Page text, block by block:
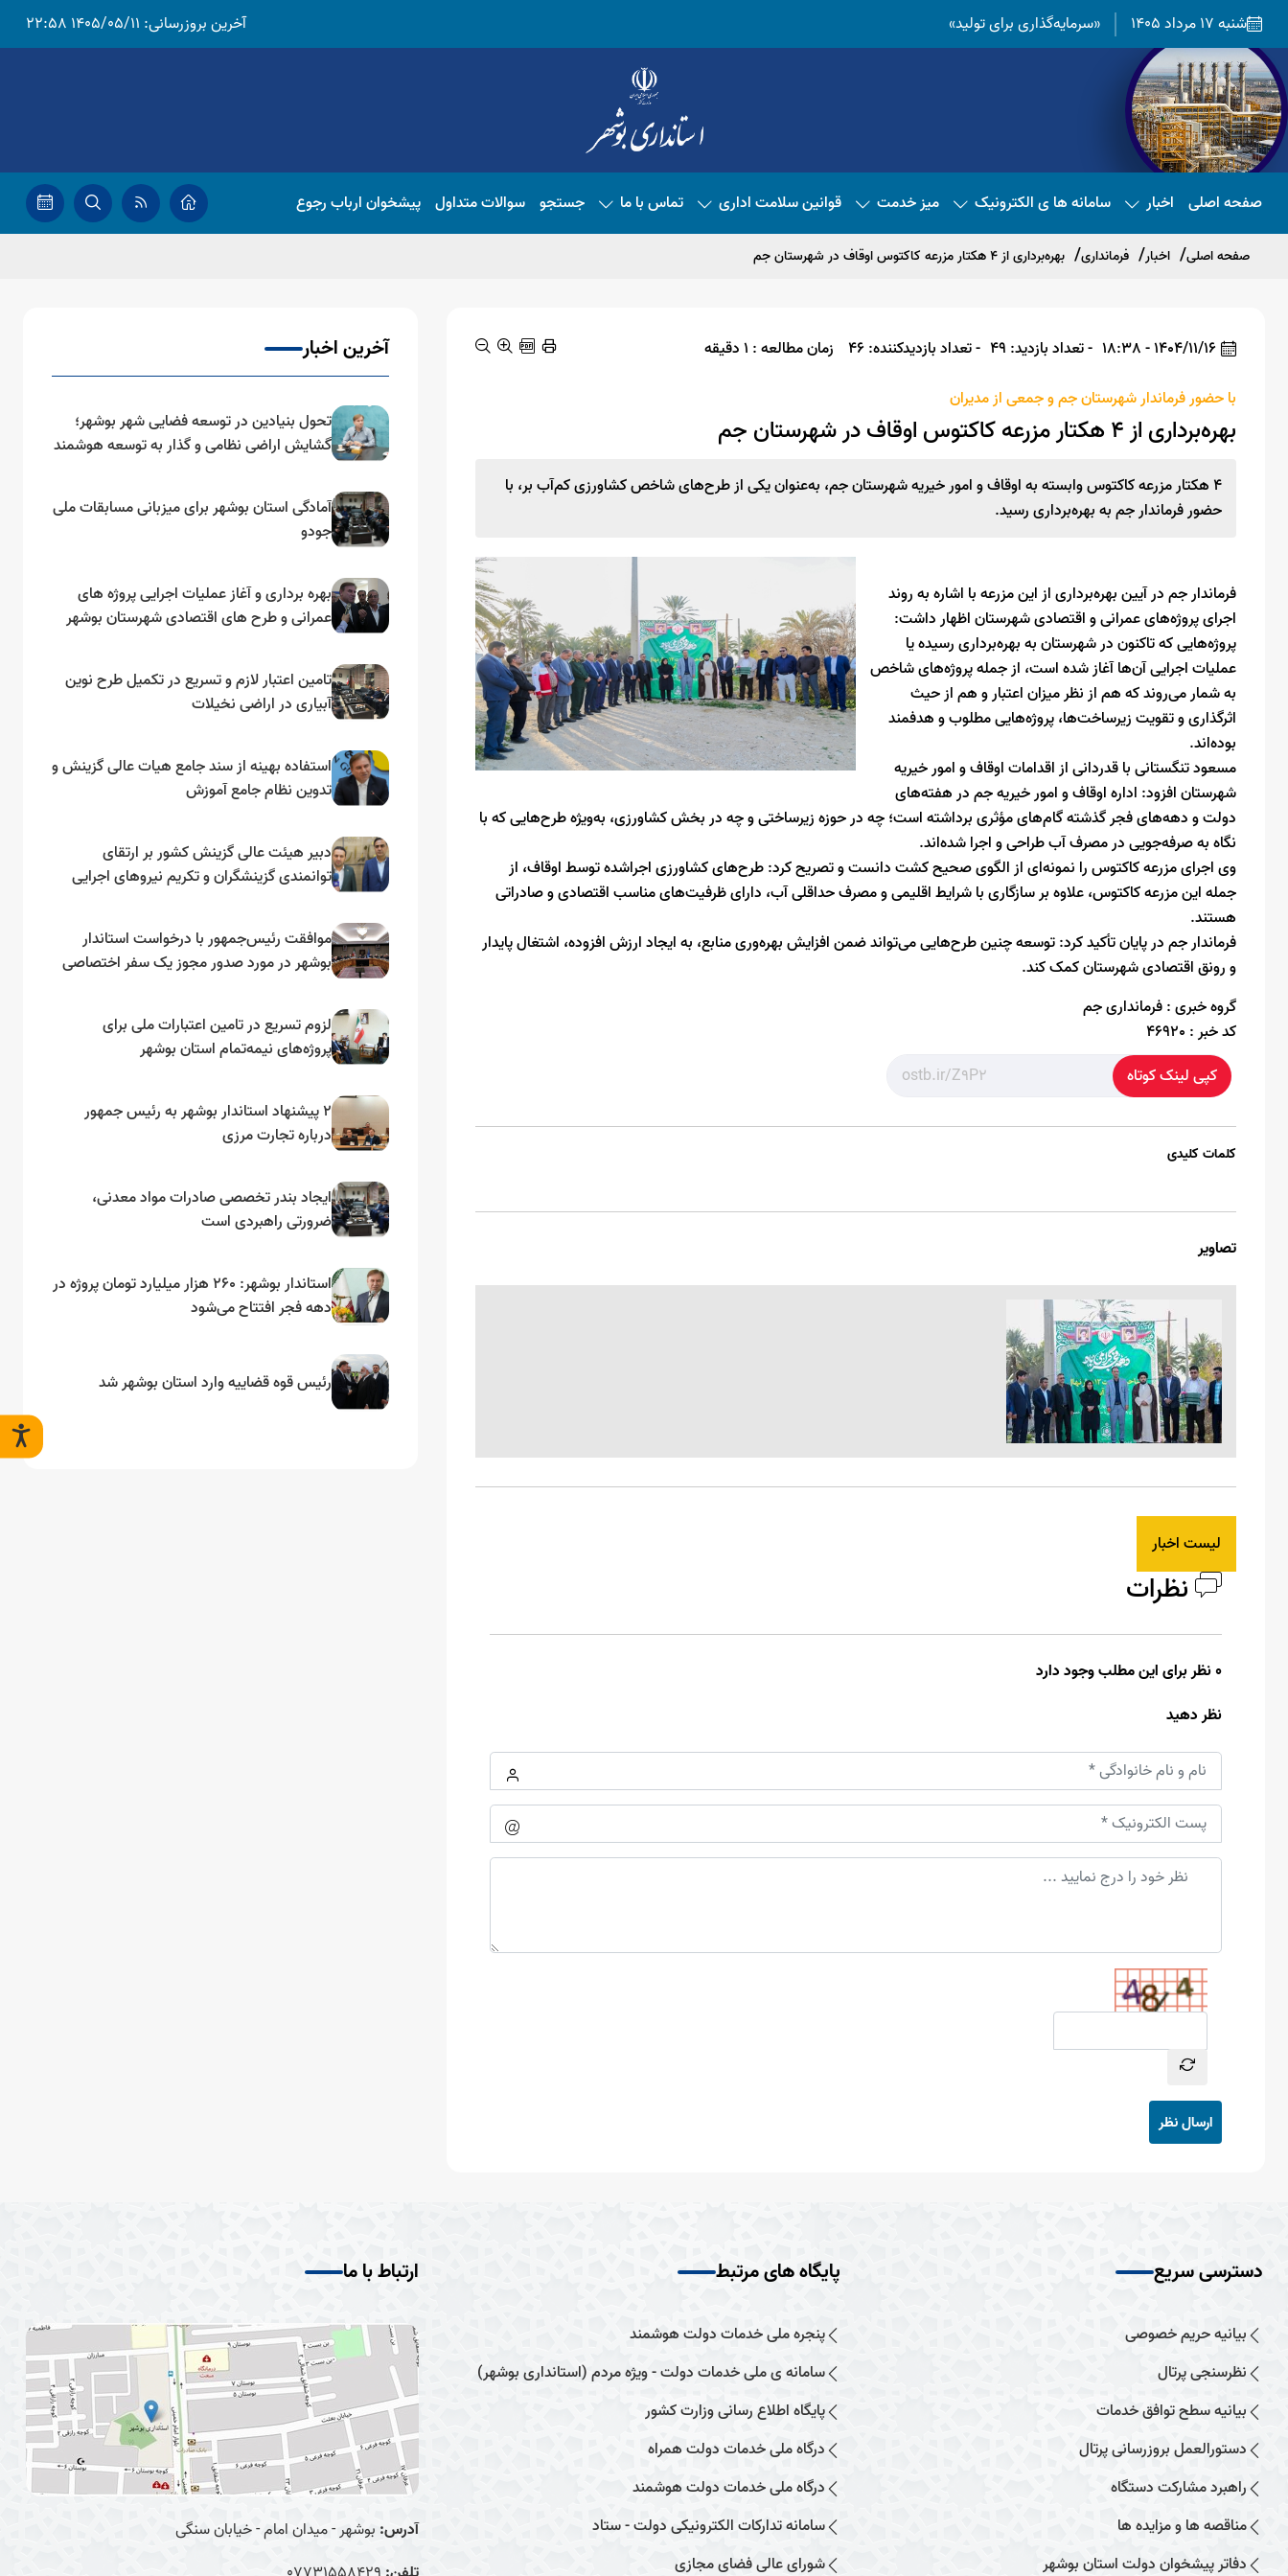
شنبه 17 مرداد 1405 «سرمایه‌گذاری برای تولید» آخرین بروزرسانی: 1405/05/11 22:58
صفحه اصلی اخبار سامانه ها ی الکترونیک میز خدمت قوانین سلامت اداری تماس با ما جستجو سوالات متداول پیشخوان ارباب رجوع
صفحه اصلی اخبار فرمانداری بهره‌برداری از ۴ هکتار مزرعه کاکتوس اوقاف در شهرستان جم
1404/11/16 - 18:38 - تعداد بازدید: 49 - تعداد بازدیدکننده: 46
زمان مطالعه : 1 دقیقه
با حضور فرماندار شهرستان جم و جمعی از مدیران
بهره‌برداری از ۴ هکتار مزرعه کاکتوس اوقاف در شهرستان جم
۴ هکتار مزرعه کاکتوس وابسته به اوقاف و امور خیریه شهرستان جم، به‌عنوان یکی از طرح‌های شاخص کشاورزی کم‌آب بر، با
حضور فرماندار جم به بهره‌برداری رسید.
فرماندار جم در آیین بهره‌برداری از این مزرعه با اشاره به روند
اجرای پروژه‌های عمرانی و اقتصادی شهرستان اظهار داشت:
پروژه‌هایی که تاکنون در شهرستان به بهره‌برداری رسیده یا
عملیات اجرایی آن‌ها آغاز شده است، از جمله پروژه‌های شاخص
به شمار می‌روند که هم از نظر میزان اعتبار و هم از حیث
اثرگذاری و تقویت زیرساخت‌ها، پروژه‌هایی مطلوب و هدفمند
بوده‌اند.
مسعود تنگستانی با قدردانی از اقدامات اوقاف و امور خیریه
شهرستان افزود: اداره اوقاف و امور خیریه جم در هفته‌های
دولت و دهه‌های فجر گذشته گام‌های مؤثری برداشته است؛ چه در حوزه زیرساختی و چه در بخش کشاورزی، به‌ویژه طرح‌هایی که با
نگاه به صرفه‌جویی در مصرف آب طراحی و اجرا شده‌اند.
وی اجرای مزرعه کاکتوس را نمونه‌ای از الگوی صحیح کشت دانست و تصریح کرد: طرح‌های کشاورزی اجراشده توسط اوقاف، از
جمله این مزرعه کاکتوس، علاوه بر سازگاری با شرایط اقلیمی و مصرف حداقلی آب، دارای ظرفیت‌های مناسب اقتصادی و صادراتی
هستند.
فرماندار جم در پایان تأکید کرد: توسعه چنین طرح‌هایی می‌تواند ضمن افزایش بهره‌وری منابع، به ایجاد ارزش افزوده، اشتغال پایدار
و رونق اقتصادی شهرستان کمک کند.
گروه خبری :فرمانداری جم
کد خبر : 46920
کپی لینک کوتاه
کلمات کلیدی
تصاویر
لیست اخبار
نظرات
0 نظر برای این مطلب وجود دارد
نظر دهید
ارسال نظر
آخرین اخبار
تحول بنیادین در توسعه فضایی شهر بوشهر؛
گشایش اراضی نظامی و گذار به توسعه هوشمند
آمادگی استان بوشهر برای میزبانی مسابقات ملی
جودو
بهره برداری و آغاز عملیات اجرایی پروژه های
عمرانی و طرح های اقتصادی شهرستان بوشهر
تامین اعتبار لازم و تسریع در تکمیل طرح نوین
آبیاری در اراضی نخیلات
استفاده بهینه از سند جامع هیات عالی گزینش و‌
تدوین نظام جامع آموزش
دبیر هیئت عالی گزینش کشور بر ارتقای
توانمندی گزینشگران و تکریم نیروهای اجرایی
موافقت رئیس‌جمهور با درخواست استاندار
بوشهر در مورد صدور مجوز یک سفر اختصاصی
لزوم تسریع در تامین اعتبارات ملی برای
پروژه‌های نیمه‌تمام استان بوشهر
۲ پیشنهاد استاندار بوشهر به رئیس جمهور
درباره تجارت مرزی
ایجاد بندر تخصصی صادرات مواد معدنی،
ضرورتی راهبردی است
استاندار بوشهر: ۲۶۰ هزار میلیارد تومان پروژه در
دهه فجر افتتاح می‌شود
رئیس قوه قضاییه وارد استان بوشهر شد
دسترسی سریع
بیانیه حریم خصوصی
نظرسنجی پرتال
بیانیه سطح توافق خدمات
دستورالعمل بروزرسانی پرتال
راهبرد مشارکت دستگاه
مناقصه ها و مزایده ها
دفاتر پیشخوان دولت استان بوشهر
پایگاه های مرتبط
پنجره ملی خدمات دولت هوشمند
سامانه ی ملی خدمات دولت - ویژه مردم (استانداری بوشهر)
پایگاه اطلاع رسانی وزارت کشور
درگاه ملی خدمات دولت همراه
درگاه ملی خدمات دولت هوشمند
سامانه تدارکات الکترونیکی دولت - ستاد
شورای عالی فضای مجازی
ارتباط با ما
آدرس: بوشهر - میدان امام - خیابان سنگی